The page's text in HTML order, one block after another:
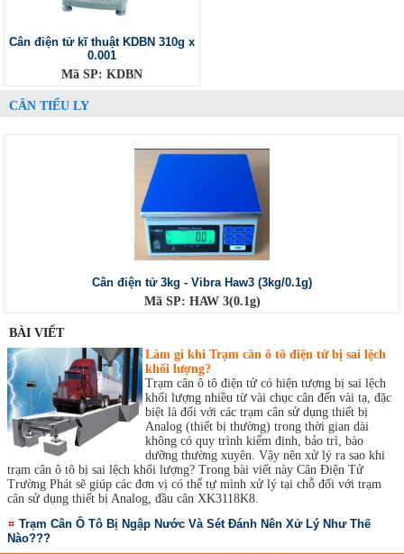
Cân điện tử kĩ thuật KDBN 310g x
0.001
Mã SP: KDBN
CÂN TIỂU LY
Cân điện tử 3kg - Vibra Haw3 (3kg/0.1g)
Mã SP: HAW 3(0.1g)
BÀI VIẾT
Làm gì khi Trạm cân ô tô điện tử bị sai lệch
khối lượng?
Trạm cân ô tô điện tử có hiện tượng bị sai lệch
khối lượng nhiều từ vài chục cân đến vài tạ, đặc
biệt là đối với các trạm cân sử dụng thiết bị
Analog (thiết bị thường) trong thời gian dài
không có quy trình kiểm định, bảo trì, bào
dưỡng thường xuyên. Vậy nên xử lý ra sao khi
trạm cân ô tô bị sai lệch khối lượng? Trong bài viết này Cân Điện Tử
Trường Phát sẽ giúp các đơn vị có thể tự mình xử lý tại chỗ đối với trạm
cân sử dụng thiết bị Analog, đầu cân XK3118K8.
Trạm Cân Ô Tô Bị Ngập Nước Và Sét Đánh Nên Xử Lý Như Thế
Nào???